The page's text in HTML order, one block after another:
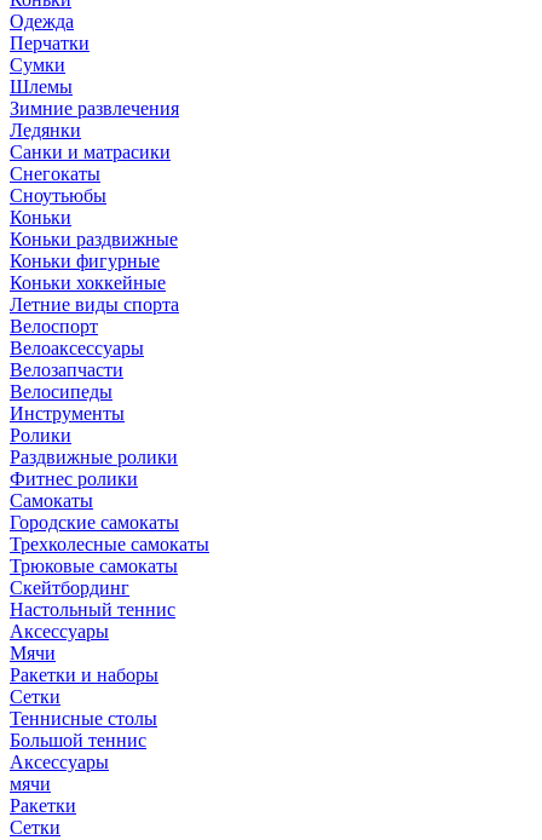
Одежда
Перчатки
Сумки
Шлемы
Зимние развлечения
Ледянки
Санки и матрасики
Снегокаты
Сноутьюбы
Коньки
Коньки раздвижные
Коньки фигурные
Коньки хоккейные
Летние виды спорта
Велоспорт
Велоаксессуары
Велозапчасти
Велосипеды
Инструменты
Ролики
Раздвижные ролики
Фитнес ролики
Самокаты
Городские самокаты
Трехколесные самокаты
Трюковые самокаты
Скейтбординг
Настольный теннис
Аксессуары
Мячи
Ракетки и наборы
Сетки
Теннисные столы
Большой теннис
Аксессуары
мячи
Ракетки
Сетки